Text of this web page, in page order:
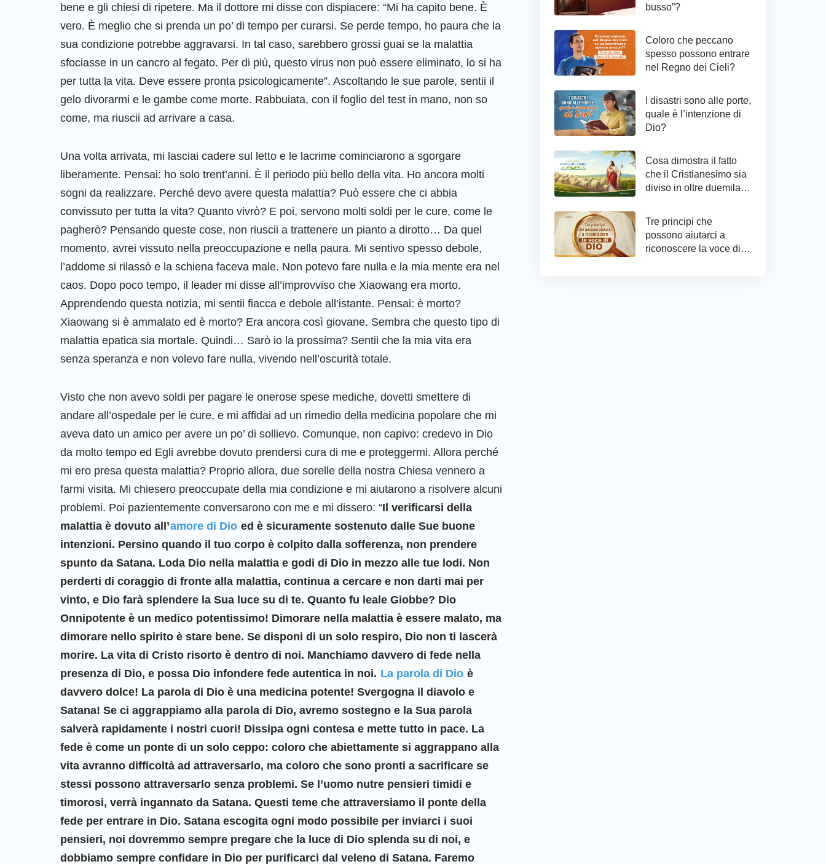
bene e gli chiesi di ripetere. Ma il dottore mi disse con dispiacere: “Mi ha capito bene. È
vero. È meglio che si prenda un po’ di tempo per curarsi. Se perde tempo, ho paura che la
sua condizione potrebbe aggravarsi. In tal caso, sarebbero grossi guai se la malattia
sfociasse in un cancro al fegato. Per di più, questo virus non può essere eliminato, lo si ha
per tutta la vita. Deve essere pronta psicologicamente”. Ascoltando le sue parole, sentii il
gelo divorarmi e le gambe come morte. Rabbuiata, con il foglio del test in mano, non so
come, ma riuscii ad arrivare a casa.
Una volta arrivata, mi lasciai cadere sul letto e le lacrime cominciarono a sgorgare
liberamente. Pensai: ho solo trent’anni. È il periodo più bello della vita. Ho ancora molti
sogni da realizzare. Perché devo avere questa malattia? Può essere che ci abbia
convissuto per tutta la vita? Quanto vivrò? E poi, servono molti soldi per le cure, come le
pagherò? Pensando queste cose, non riuscii a trattenere un pianto a dirotto… Da quel
momento, avrei vissuto nella preoccupazione e nella paura. Mi sentivo spesso debole,
l’addome si rilassò e la schiena faceva male. Non potevo fare nulla e la mia mente era nel
caos. Dopo poco tempo, il leader mi disse all’improvviso che Xiaowang era morto.
Apprendendo questa notizia, mi sentii fiacca e debole all’istante. Pensai: è morto?
Xiaowang si è ammalato ed è morto? Era ancora così giovane. Sembra che questo tipo di
malattia epatica sia mortale. Quindi… Sarò io la prossima? Sentii che la mia vita era
senza speranza e non volevo fare nulla, vivendo nell’oscurità totale.
Visto che non avevo soldi per pagare le onerose spese mediche, dovetti smettere di
andare all’ospedale per le cure, e mi affidai ad un rimedio della medicina popolare che mi
aveva dato un amico per avere un po’ di sollievo. Comunque, non capivo: credevo in Dio
da molto tempo ed Egli avrebbe dovuto prendersi cura di me e proteggermi. Allora perché
mi ero presa questa malattia? Proprio allora, due sorelle della nostra Chiesa vennero a
farmi visita. Mi chiesero preoccupate della mia condizione e mi aiutarono a risolvere alcuni
problemi. Poi pazientemente conversarono con me e mi dissero: “Il verificarsi della
malattia è dovuto all’amore di Dio ed è sicuramente sostenuto dalle Sue buone
intenzioni. Persino quando il tuo corpo è colpito dalla sofferenza, non prendere
spunto da Satana. Loda Dio nella malattia e godi di Dio in mezzo alle tue lodi. Non
perderti di coraggio di fronte alla malattia, continua a cercare e non darti mai per
vinto, e Dio farà splendere la Sua luce su di te. Quanto fu leale Giobbe? Dio
Onnipotente è un medico potentissimo! Dimorare nella malattia è essere malato, ma
dimorare nello spirito è stare bene. Se disponi di un solo respiro, Dio non ti lascerà
morire. La vita di Cristo risorto è dentro di noi. Manchiamo davvero di fede nella
presenza di Dio, e possa Dio infondere fede autentica in noi. La parola di Dio è
davvero dolce! La parola di Dio è una medicina potente! Svergogna il diavolo e
Satana! Se ci aggrappiamo alla parola di Dio, avremo sostegno e la Sua parola
salverà rapidamente i nostri cuori! Dissipa ogni contesa e mette tutto in pace. La
fede è come un ponte di un solo ceppo: coloro che abiettamente si aggrappano alla
vita avranno difficoltà ad attraversarlo, ma coloro che sono pronti a sacrificare se
stessi possono attraversarlo senza problemi. Se l’uomo nutre pensieri timidi e
timorosi, verrà ingannato da Satana. Questi teme che attraversiamo il ponte della
fede per entrare in Dio. Satana escogita ogni modo possibile per inviarci i suoi
pensieri, noi dovremmo sempre pregare che la luce di Dio splenda su di noi, e
dobbiamo sempre confidare in Dio per purificarci dal veleno di Satana. Faremo
busso”?
Coloro che peccano
spesso possono entrare
nel Regno dei Cieli?
I disastri sono alle porte,
quale è l’intenzione di
Dio?
Cosa dimostra il fatto
che il Cristianesimo sia
diviso in oltre duemila
Tre principi che
possono aiutarci a
riconoscere la voce di